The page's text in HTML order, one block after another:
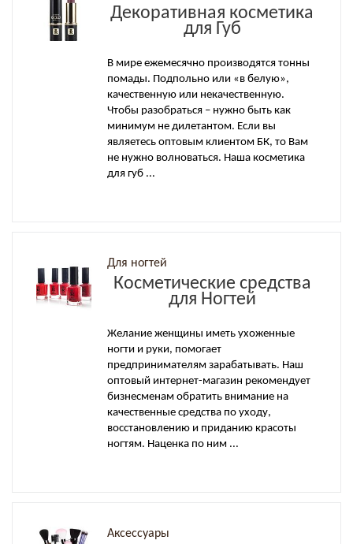
Декоративная косметика
для Губ
В мире ежемесячно производятся тонны
помады. Подпольно или «в белую»,
качественную или некачественную.
Чтобы разобраться – нужно быть как
минимум не дилетантом. Если вы
являетесь оптовым клиентом БК, то Вам
не нужно волноваться. Наша косметика
для губ ...
Для ногтей
Косметические средства
для Ногтей
Желание женщины иметь ухоженные
ногти и руки, помогает
предпринимателям зарабатывать. Наш
оптовый интернет-магазин рекомендует
бизнесменам обратить внимание на
качественные средства по уходу,
восстановлению и приданию красоты
ногтям. Наценка по ним ...
Аксессуары